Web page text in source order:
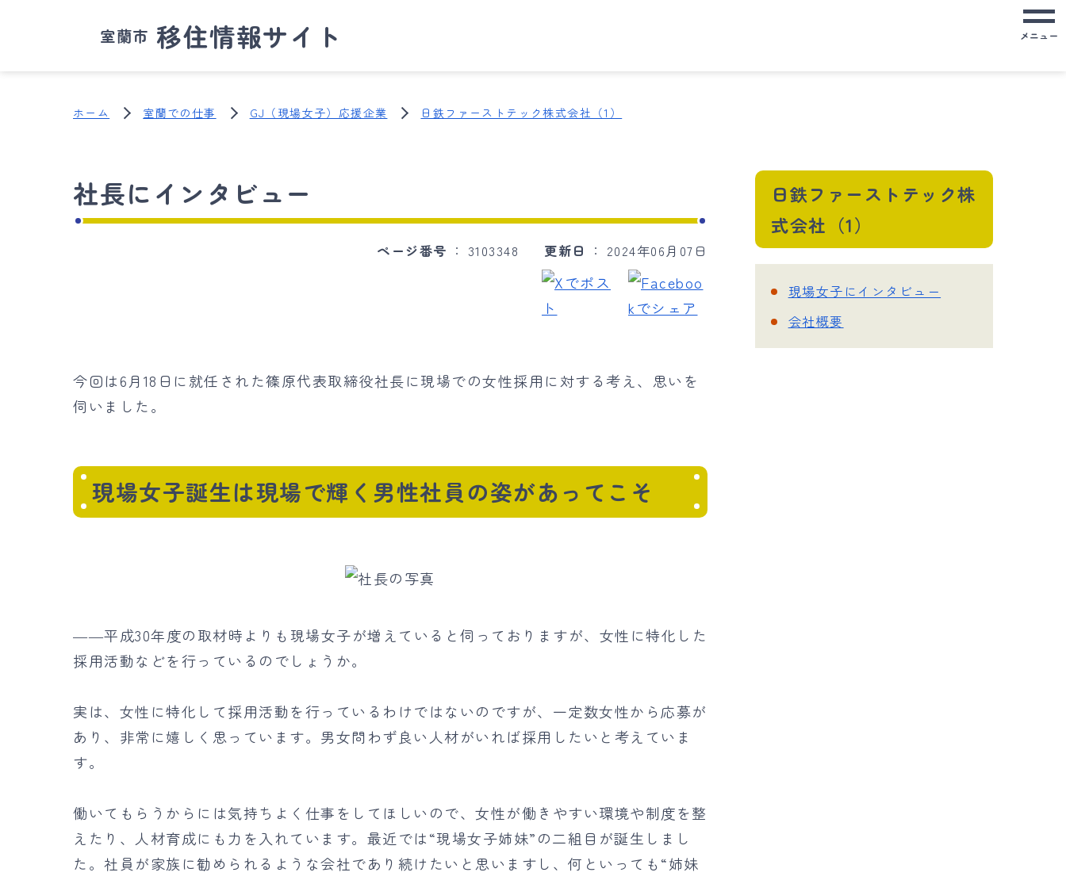
室蘭市 移住情報サイト メニュー
ホーム 室蘭での仕事 GJ（現場女子）応援企業 日鉄ファーストテック株式会社（1）
社長にインタビュー
ページ番号 3103348 更新日 2024年06月07日
今回は6月18日に就任された篠原代表取締役社長に現場での女性採用に対する考え、思いを
伺いました。
現場女子誕生は現場で輝く男性社員の姿があってこそ
――平成30年度の取材時よりも現場女子が増えていると伺っておりますが、女性に特化した
採用活動などを行っているのでしょうか。
実は、女性に特化して採用活動を行っているわけではないのですが、一定数女性から応募が
あり、非常に嬉しく思っています。男女問わず良い人材がいれば採用したいと考えていま
す。
働いてもらうからには気持ちよく仕事をしてほしいので、女性が働きやすい環境や制度を整
えたり、人材育成にも力を入れています。最近では“現場女子姉妹”の二組目が誕生しまし
た。社員が家族に勧められるような会社であり続けたいと思いますし、何といっても“姉妹
日鉄ファーストテック株
式会社（1）
現場女子にインタビュー
会社概要